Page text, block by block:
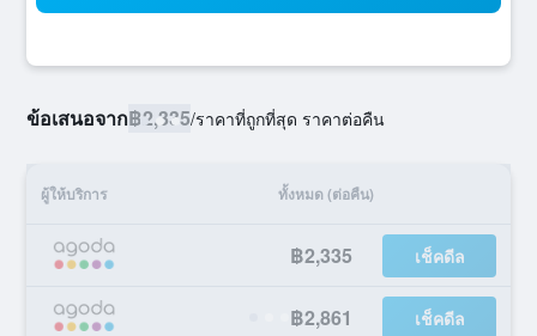
ข้อเสนอจาก฿2,335/ราคาที่ถูกที่สุด ราคาต่อคืน
ผู้ให้บริการ ทั้งหมด (ต่อคืน)
฿2,335 เช็คดีล
฿2,861 เช็คดีล